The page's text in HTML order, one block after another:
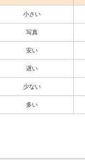
小さい
写真
安い
遅い
少ない
多い